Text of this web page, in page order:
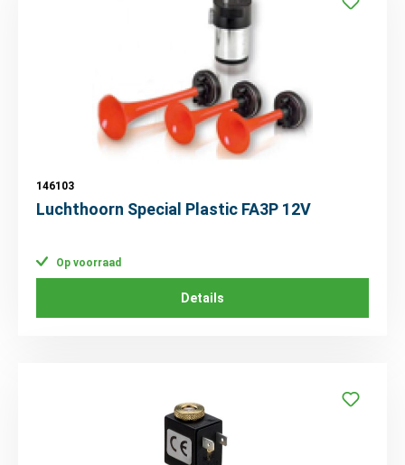
146103
Luchthoorn Special Plastic FA3P 12V
Op voorraad
Details